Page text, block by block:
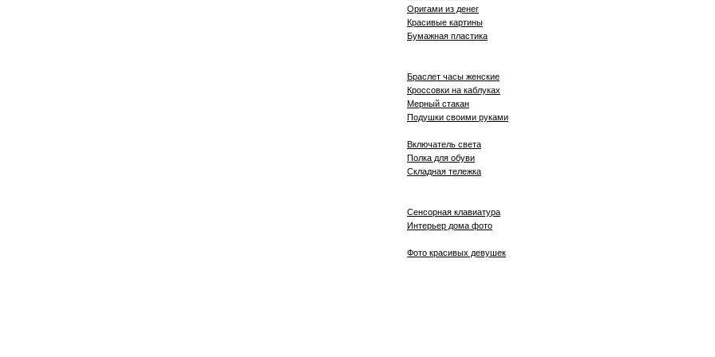
Оригами из денег
Красивые картины
Бумажная пластика
Браслет часы женские
Кроссовки на каблуках
Мерный стакан
Подушки своими руками
Включатель света
Полка для обуви
Cкладная тележка
Сенсорная клавиатура
Интерьер дома фото
Фото красивых девушек